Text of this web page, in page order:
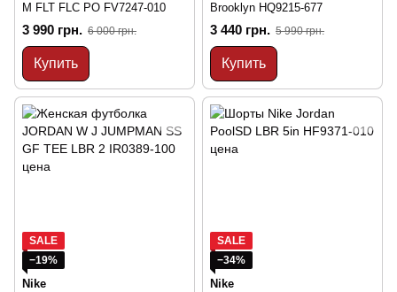
M FLT FLC PO FV7247-010
3 990 грн. 6 000 грн.
Купить
Brooklyn HQ9215-677
3 440 грн. 5 990 грн.
Купить
SALE
−19%
Nike
SALE
−34%
Nike